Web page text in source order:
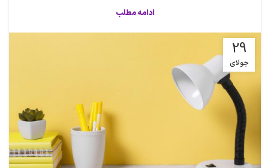
ادامه مطلب
29
جولای